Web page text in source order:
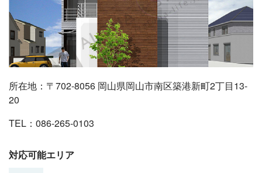
所在地：〒702-8056 岡山県岡山市南区築港新町2丁目13-
20
TEL：086-265-0103
対応可能エリア